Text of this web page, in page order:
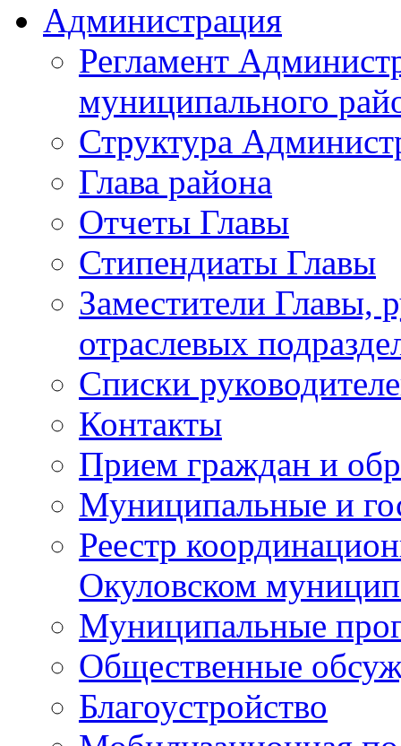
Администрация
Регламент
муниципального
Структура
Глава района
Отчеты Главы
Стипендиаты Главы
Заместители Главы,
отраслевых
Списки
Контакты
Прием граждан и
Муниципальные и
Реестр
Окуловском
Муниципальные
Общественные
Благоустройство